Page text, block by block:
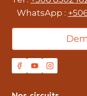
WhatsApp :